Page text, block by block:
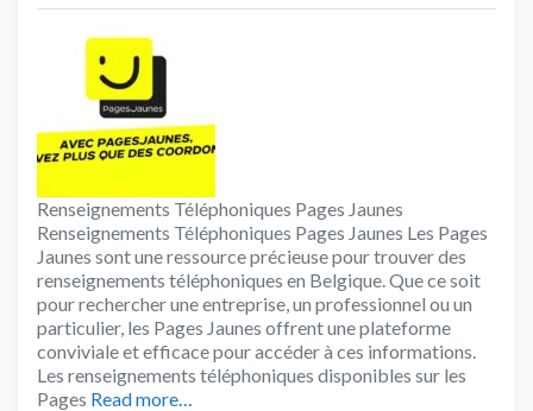
Renseignements Téléphoniques Pages Jaunes
Renseignements Téléphoniques Pages Jaunes Les Pages
Jaunes sont une ressource précieuse pour trouver des
renseignements téléphoniques en Belgique. Que ce soit
pour rechercher une entreprise, un professionnel ou un
particulier, les Pages Jaunes offrent une plateforme
conviviale et efficace pour accéder à ces informations.
Les renseignements téléphoniques disponibles sur les
Pages Read more…